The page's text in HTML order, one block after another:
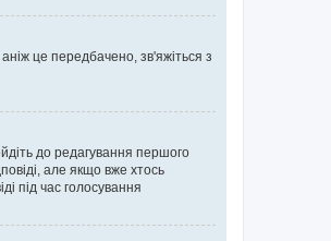
це передбачено, зв'яжіться з
до редагування першого
але якщо вже хтось
під час голосування